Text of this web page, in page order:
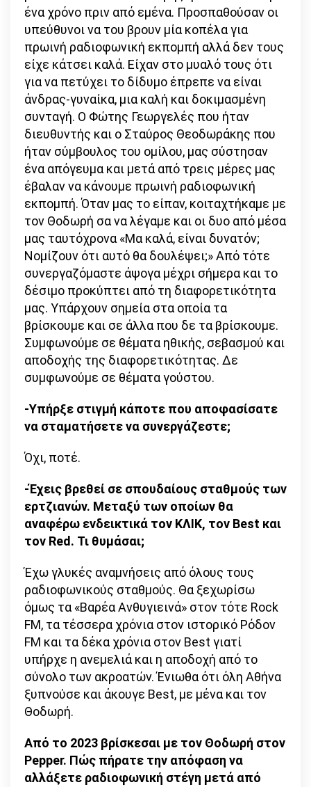
ένα χρόνο πριν από εμένα. Προσπαθούσαν οι
υπεύθυνοι να του βρουν μία κοπέλα για
πρωινή ραδιοφωνική εκπομπή αλλά δεν τους
είχε κάτσει καλά. Είχαν στο μυαλό τους ότι
για να πετύχει το δίδυμο έπρεπε να είναι
άνδρας-γυναίκα, μια καλή και δοκιμασμένη
συνταγή. Ο Φώτης Γεωργελές που ήταν
διευθυντής και ο Σταύρος Θεοδωράκης που
ήταν σύμβουλος του ομίλου, μας σύστησαν
ένα απόγευμα και μετά από τρεις μέρες μας
έβαλαν να κάνουμε πρωινή ραδιοφωνική
εκπομπή. Όταν μας το είπαν, κοιταχτήκαμε με
τον Θοδωρή σα να λέγαμε και οι δυο από μέσα
μας ταυτόχρονα «Μα καλά, είναι δυνατόν;
Νομίζουν ότι αυτό θα δουλέψει;» Από τότε
συνεργαζόμαστε άψογα μέχρι σήμερα και το
δέσιμο προκύπτει από τη διαφορετικότητα
μας. Υπάρχουν σημεία στα οποία τα
βρίσκουμε και σε άλλα που δε τα βρίσκουμε.
Συμφωνούμε σε θέματα ηθικής, σεβασμού και
αποδοχής της διαφορετικότητας. Δε
συμφωνούμε σε θέματα γούστου.
-Υπήρξε στιγμή κάποτε που αποφασίσατε
να σταματήσετε να συνεργάζεστε;
Όχι, ποτέ.
-Έχεις βρεθεί σε σπουδαίους σταθμούς των
ερτζιανών. Μεταξύ των οποίων θα
αναφέρω ενδεικτικά τον ΚΛΙΚ, τον Best και
τον Red. Τι θυμάσαι;
Έχω γλυκές αναμνήσεις από όλους τους
ραδιοφωνικούς σταθμούς. Θα ξεχωρίσω
όμως τα «Βαρέα Ανθυγιεινά» στον τότε Rock
FM, τα τέσσερα χρόνια στον ιστορικό Ρόδον
FM και τα δέκα χρόνια στον Best γιατί
υπήρχε η ανεμελιά και η αποδοχή από το
σύνολο των ακροατών. Ένιωθα ότι όλη Αθήνα
ξυπνούσε και άκουγε Best, με μένα και τον
Θοδωρή.
Από το 2023 βρίσκεσαι με τον Θοδωρή στον
Pepper. Πώς πήρατε την απόφαση να
αλλάξετε ραδιοφωνική στέγη μετά από